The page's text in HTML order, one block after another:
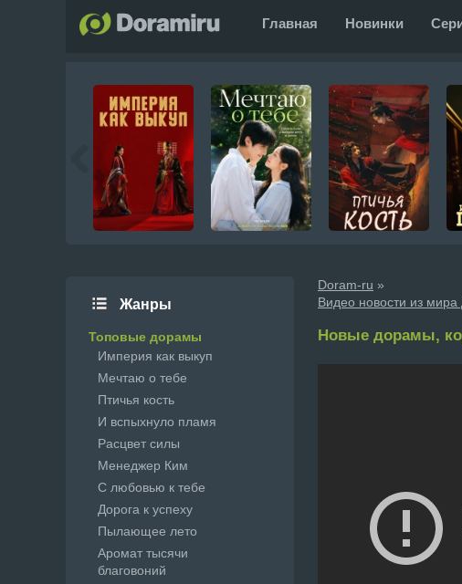
Главная Новинки
Doram-ru »
Видео новости из
Новые дорамы,
Жанры
Топовые дорамы
Империя как выкуп
Мечтаю о тебе
Птичья кость
И вспыхнуло пламя
Расцвет силы
Менеджер Ким
С любовью к тебе
Дорога к успеху
Пылающее лето
Аромат тысячи
благовоний